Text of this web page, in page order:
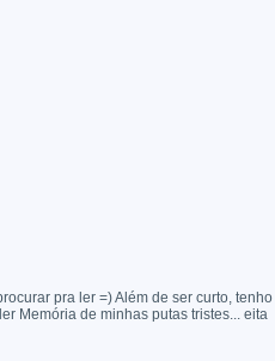
pra ler =) Além de ser curto, tenho
Memória de minhas putas tristes... eita